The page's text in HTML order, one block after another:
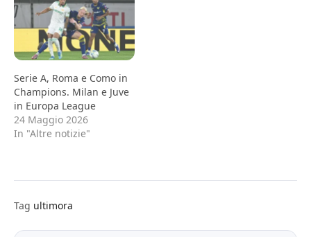
Serie A, Roma e Como in
Champions. Milan e Juve
in Europa League
24 Maggio 2026
In "Altre notizie"
Tag ultimora